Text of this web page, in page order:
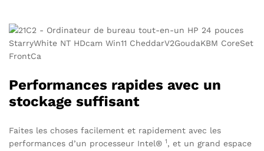
Performances rapides avec un
stockage suffisant
Faites les choses facilement et rapidement avec les
performances d’un processeur Intel® 1, et un grand espace